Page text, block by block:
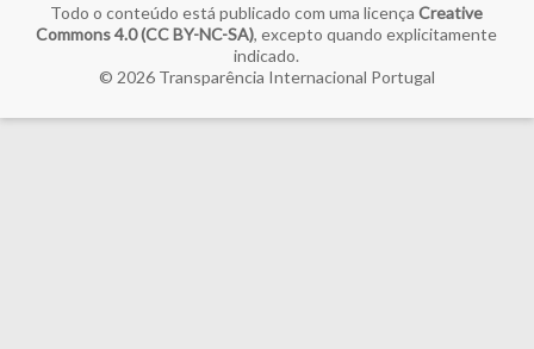
Todo o conteúdo está publicado com uma licençaCreative
Commons 4.0 (CC BY-NC-SA), excepto quando explicitamente
indicado.
© 2026 Transparência Internacional Portugal